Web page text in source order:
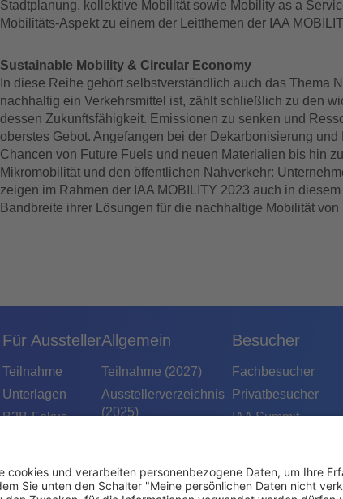
Stadtplanung, kollektive Mobilität sowie Mobility as a
Mobilitäts-Aspekt zu einem der Leitthemen der IAA
Sustainable Mobility & Circular Economy
In diese Reihe gehört selbstverständlich auch das Thema
nachhaltig ein Verkehrsmittel ist, zählt schließlich zu den
dessen Zukunftsfähigkeit. Emissionen zu senken und
oberstes Gebot. Angefangen bei der Dekarbonisierung
Chancen von Future Fuels und neuen Materialien bis hin
Mikromobilität und den öffentlichen Nahverkehr:
zeigen im Rahmen der IAA MOBILITY 2023 auch in
Bandbreite ihrer Lösungen für die nachhaltige Mobilität von
Für Aussteller
Teilnahme
Unterlagen
B2B-Fokus
Kontakt
Allgemein
Teilnahme (2027)
Ausstellerverzeichnis
(2025)
Podcast
Besucher
Fachbesucher
Privatbesucher
IAA Summit
IAA Experience